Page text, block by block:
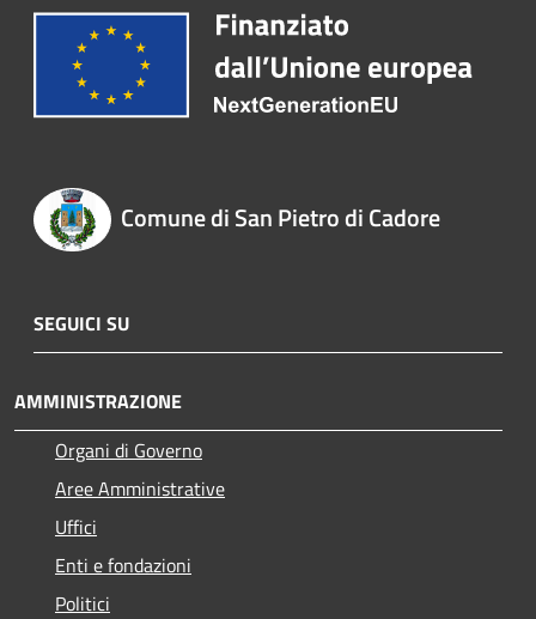
Comune di San Pietro di Cadore
SEGUICI SU
AMMINISTRAZIONE
Organi di Governo
Aree Amministrative
Uffici
Enti e fondazioni
Politici